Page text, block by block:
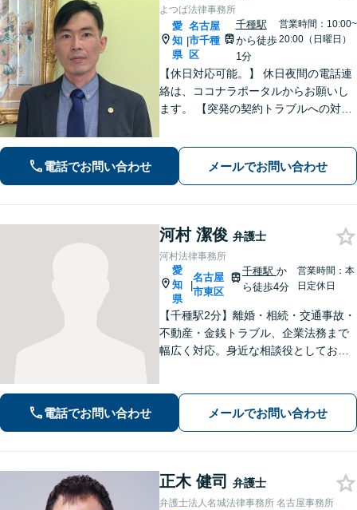
よつば法律事務所
愛
知
県
|
名古屋
市千種
区
千種駅
から徒歩
1分
営業時間：10:00~
20:00（日曜日）
【休日対応可能。】 休日夜間の電話連
絡は、ココナラポータルからお願いし
ます。 【突発の契約トラブルへの対応
籍」トラブル等に対し状況に応じて適
切に問題解決を図ります。
電話でお問い合わせ メールでお問い合わせ
河村 潔俊 弁護士
河村法律事務所
愛
知
県
|
名古屋
市東区
千種駅 か
ら徒歩4分
営業時間：本
日定休日
【千種駅2分】離婚・相続・交通事故・
不動産・金銭トラブル、企業法務まで
幅広く対応。身近な相談役としてお悩
め、まずは気軽にご相談ください。
【土日祝対応可、夜間対応可】【オン
電話でお問い合わせ メールでお問い合わせ
正木 健司 弁護士
弁護士法人名城法律事務所 名古屋事務所